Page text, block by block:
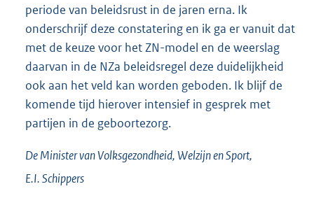
periode van beleidsrust in de jaren erna. Ik
onderschrijf deze constatering en ik ga er vanuit dat
met de keuze voor het ZN-model en de weerslag
daarvan in de NZa beleidsregel deze duidelijkheid
ook aan het veld kan worden geboden. Ik blijf de
komende tijd hierover intensief in gesprek met
partijen in de geboortezorg.
De Minister van Volksgezondheid, Welzijn en Sport,
E.I.Schippers